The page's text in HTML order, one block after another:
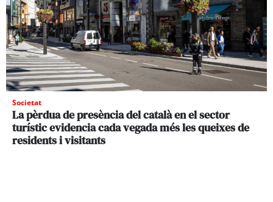
Societat
La pèrdua de presència del català en el sector
turístic evidencia cada vegada més les queixes de
residents i visitants